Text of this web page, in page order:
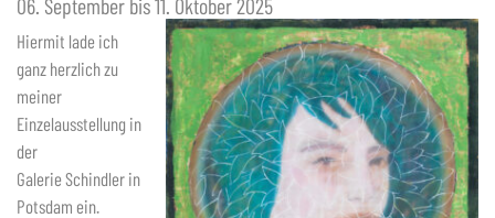
06. September bis 11. Oktober 2025
Hiermit lade ich
ganz herzlich zu
meiner
Einzelausstellung in
der
Galerie Schindler in
Potsdam ein.